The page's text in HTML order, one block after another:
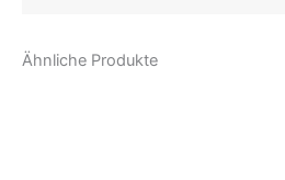
Ähnliche Produkte